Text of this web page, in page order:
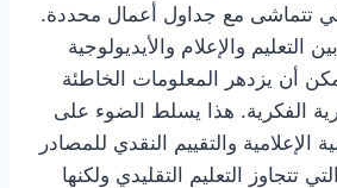
تتماشى مع جداول أعمال محددة.
التعليم والإعلام والأيديولوجية
أن يزدهر المعلومات الخاطئة
الفكرية. هذا يسلط الضوء على
الإعلامية والتقييم النقدي للمصادر
تتجاوز التعليم التقليدي ولكنها